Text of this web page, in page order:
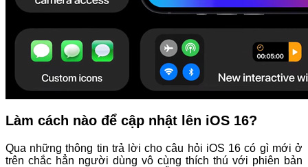
Làm cách nào để cập nhật lên iOS 16?
Qua những thông tin trả lời cho câu hỏi iOS 16 có gì mới ở
trên chắc hẳn người dùng vô cùng thích thú với phiên bản